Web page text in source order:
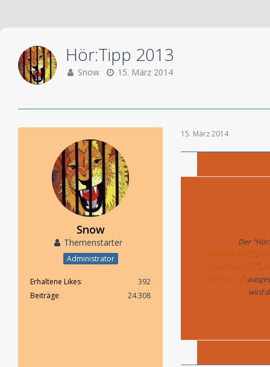
Hör:Tipp 2013
Snow 15. März 2014
Snow
Themenstarter
Administrator
Erhaltene Likes
392
Beiträge
24.308
15. März 2014
Der
ffm-rock.de
,
hoertipps.de
,
online.de
wird